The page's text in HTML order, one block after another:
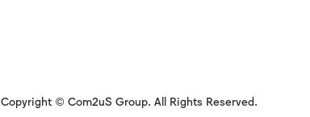
Copyright © Com2uS Group. All Rights Reserved.